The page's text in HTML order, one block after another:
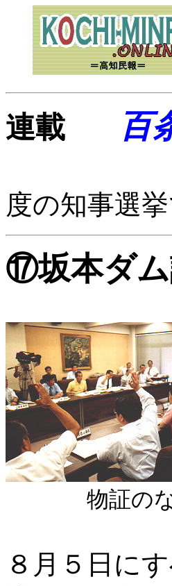
連載 百
度の知事選
⑰坂本ダム
物証の
８月５日に